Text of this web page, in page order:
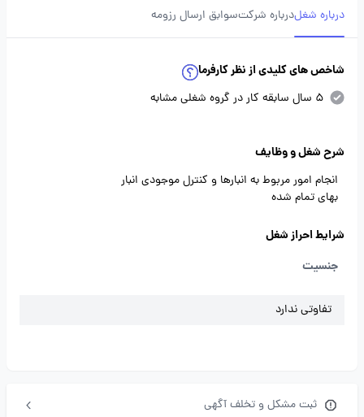
درباره شغلدرباره شرکتسوابق ارسال رزومه
شاخص های کلیدی از نظر کارفرما
5 سال سابقه کار در گروه شغلی مشابه
شرح شغل و وظایف
انجام امور مربوط به انبارها و کنترل موجودی انبار
بهای تمام شده
شرایط احراز شغل
جنسیت
تفاوتی ندارد
ثبت مشکل و تخلف آگهی